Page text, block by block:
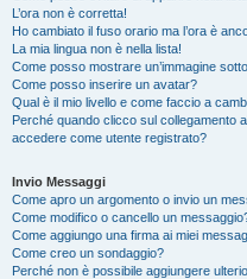
L’ora non è corretta!
Ho cambiato il fuso orario ma l’ora è
La mia lingua non è nella lista!
Come posso mostrare un’immagine
Come posso inserire un avatar?
Qual è il mio livello e come faccio a
Perché quando clicco sul collegamento
accedere come utente registrato?
Invio Messaggi
Come apro un argomento o invio un
Come modifico o cancello un
Come aggiungo una firma ai miei
Come creo un sondaggio?
Perché non è possibile aggiungere